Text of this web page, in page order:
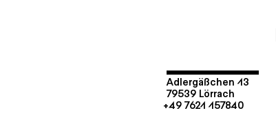
Adlergäßchen 13
79539 Lörrach
+49 7621 157840